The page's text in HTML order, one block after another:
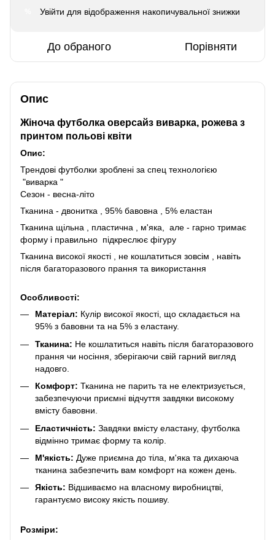
Увійти для відображення накопичувальної знижки
До обраного Порівняти
Опис
Жіноча футболка оверсайз виварка, рожева з
принтом польові квіти
Опис:
Трендові футболки зроблені за спец технологією
"виварка "
Сезон - весна-літо
Тканина - двонитка , 95% бавовна , 5% еластан
Тканина щільна , пластична , м'яка, але - гарно тримає
форму і правильно підкреслює фігуру
Тканина високої якості , не кошлатиться зовсім , навіть
після багаторазового прання та використання
Особливості:
Матеріал: Кулір високої якості, що складається на
95% з бавовни та на 5% з еластану.
Тканина: Не кошлатиться навіть після багаторазового
прання чи носіння, зберігаючи свій гарний вигляд
надовго.
Комфорт: Тканина не парить та не електризується,
забезпечуючи приємні відчуття завдяки високому
вмісту бавовни.
Еластичність: Завдяки вмісту еластану, футболка
відмінно тримає форму та колір.
М'якість: Дуже приємна до тіла, м'яка та дихаюча
тканина забезпечить вам комфорт на кожен день.
Якість: Відшиваємо на власному виробництві,
гарантуємо високу якість пошиву.
Розміри: